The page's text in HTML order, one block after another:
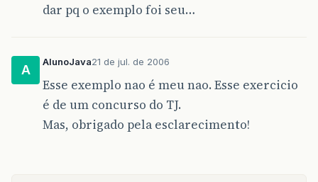
dar pq o exemplo foi seu…
A
AlunoJava21 de jul. de 2006
Esse exemplo nao é meu nao. Esse exercicio
é de um concurso do TJ.
Mas, obrigado pela esclarecimento!